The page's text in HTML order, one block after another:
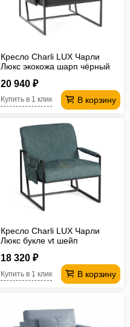
Кресло Charli LUX Чарли
Люкс экокожа шарп чёрный
20 940 ₽
В корзину
Купить в 1 клик
Кресло Charli LUX Чарли
Люкс букле vt шейп
18 320 ₽
В корзину
Купить в 1 клик